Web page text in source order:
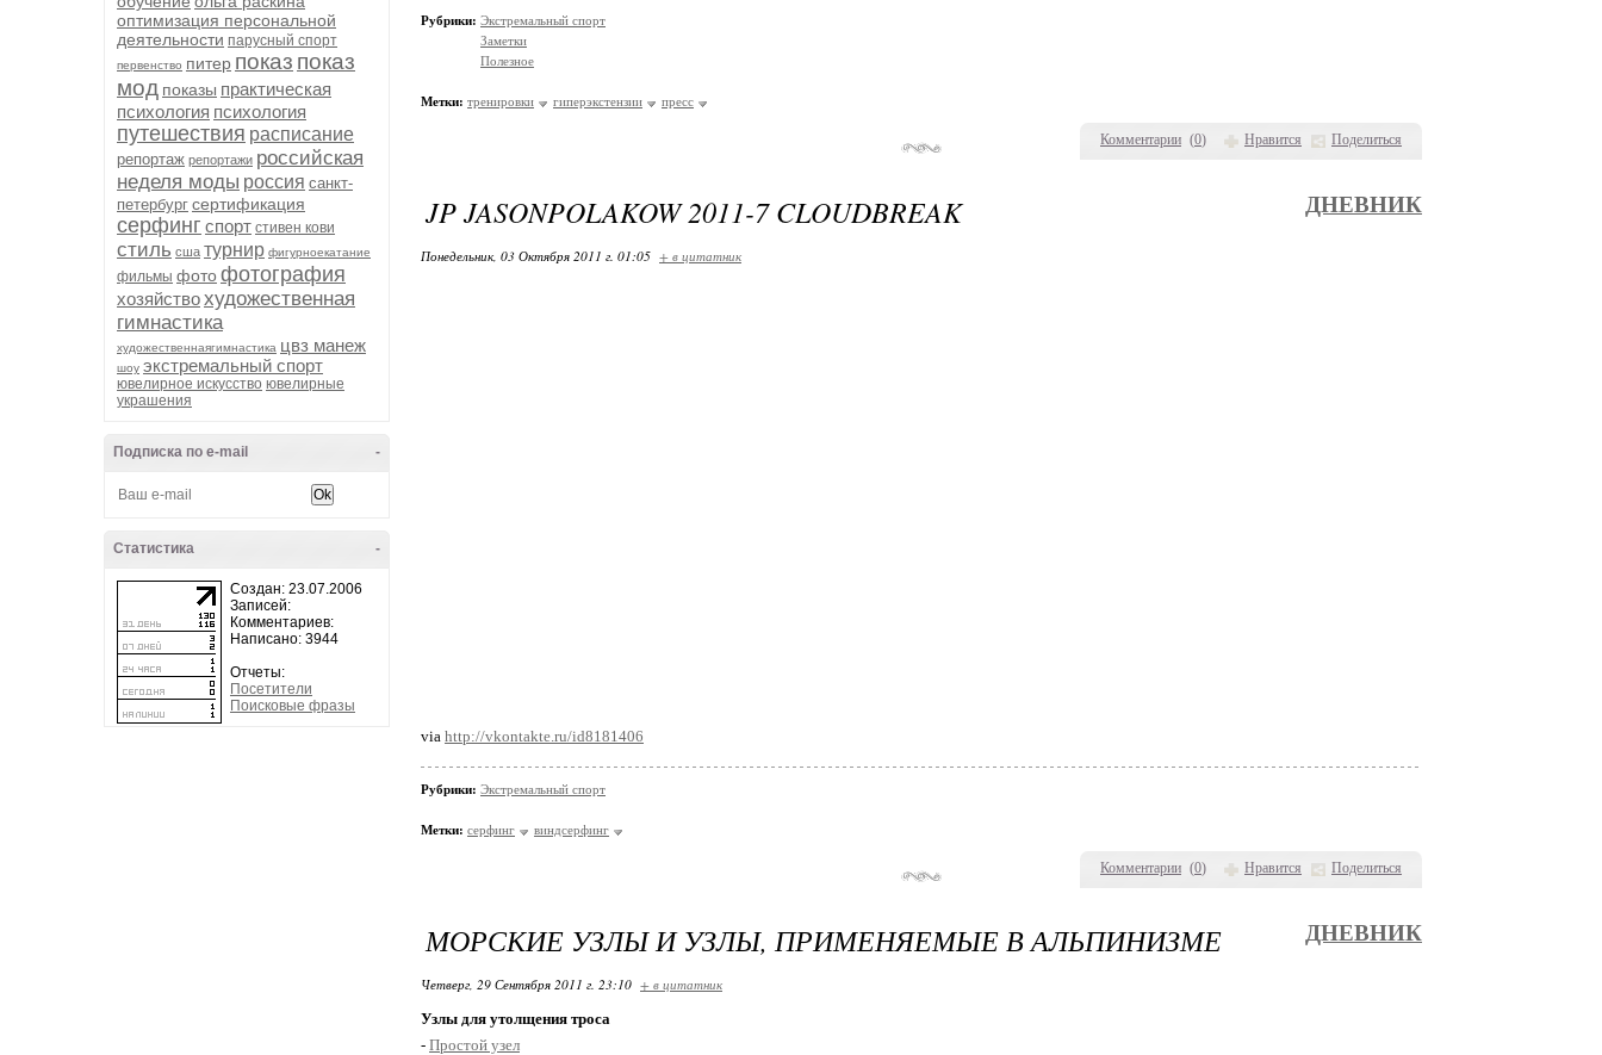
оптимизация персональной
деятельности парусный спорт
первенство питер показ показ
мод показы практическая
психология психология
путешествия расписание
репортаж репортажи российская
неделя моды россия санкт-
петербург сертификация
серфинг спорт стивен кови
стиль сша турнир фигурноекатание
фильмы фотофотография
хозяйствохудожественная
гимнастика
художественнаягимнастика цвз манеж
шоу экстремальный спорт
ювелирное искусство ювелирные
украшения
-
Подписка по e-mail
-
Статистика
Создан: 23.07.2006
Записей:
Комментариев:
Написано: 3944
Отчеты:
Посетители
Поисковые фразы
Комментарии (0) Нравится Поделиться
Рубрики: Экстремальный спорт
Заметки
Полезное
Метки: тренировки гиперэкстензии пресс
Комментарии (0) Нравится Поделиться
JP JASONPOLAKOW 2011-7 CLOUDBREAK ДНЕВНИК
Понедельник, 03 Октября 2011 г. 01:05 + в цитатник
via http://vkontakte.ru/id8181406
Рубрики: Экстремальный спорт
Метки: серфинг виндсерфинг
МОРСКИЕ УЗЛЫ И УЗЛЫ, ПРИМЕНЯЕМЫЕ В АЛЬПИНИЗМЕ ДНЕВНИК
Четверг, 29 Сентября 2011 г. 23:10 + в цитатник
Узлы для утолщения троса
- Простой узел